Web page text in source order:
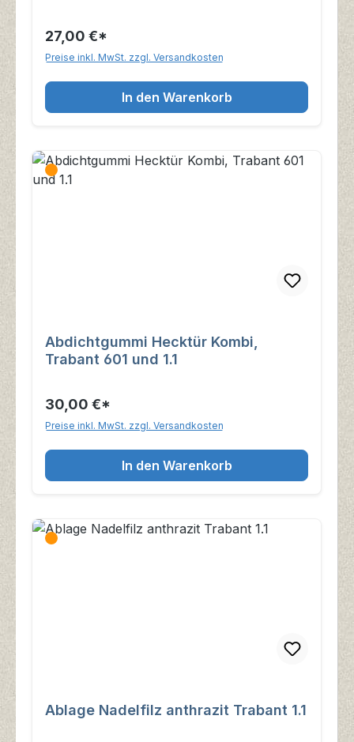
27,00 €*
Preise inkl. MwSt. zzgl. Versandkosten
In den Warenkorb
Abdichtgummi Hecktür Kombi,
Trabant 601 und 1.1
30,00 €*
Preise inkl. MwSt. zzgl. Versandkosten
In den Warenkorb
Ablage Nadelfilz anthrazit Trabant 1.1